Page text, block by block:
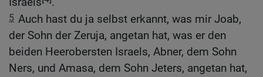
5 Auch hast du ja selbst erkannt, was mir Joab,
der Sohn der Zeruja, angetan hat, was er den
beiden Heerobersten Israels, Abner, dem Sohn
Ners, und Amasa, dem Sohn Jeters, angetan hat,